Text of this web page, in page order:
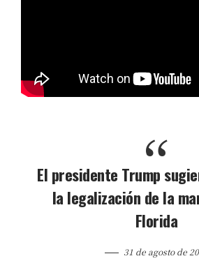
El presidente Trump
la legalización de la
Florida
31 de agosto de